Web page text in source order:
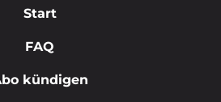
Start
FAQ
kündigen